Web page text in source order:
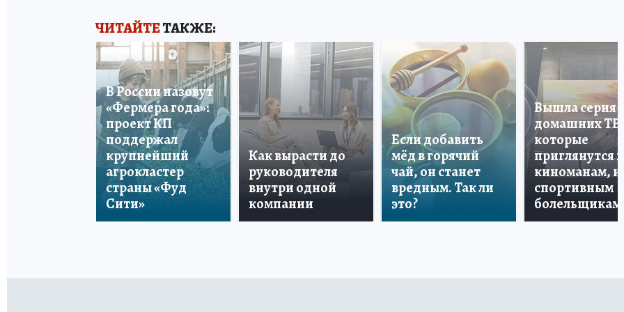
ЧИТАЙТЕТАКЖЕ:
В России назовут
«Фермера года»:
проект КП
поддержал
крупнейший
агрокластер
страны «Фуд
Сити»
Как вырасти до
руководителя
внутри одной
компании
Если добавить
мёд в горячий
чай, он станет
вредным. Так ли
это?
Вышла серия
домашних ТВ,
которые
приглянутся и
киноманам, и
спортивным
болельщикам